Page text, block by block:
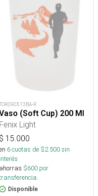
R
(Soft Cup) 200 Ml
Fenix Light
$ 15.000
6cuotas de $2.500sin
interés
ahorras $600 por
Disponible